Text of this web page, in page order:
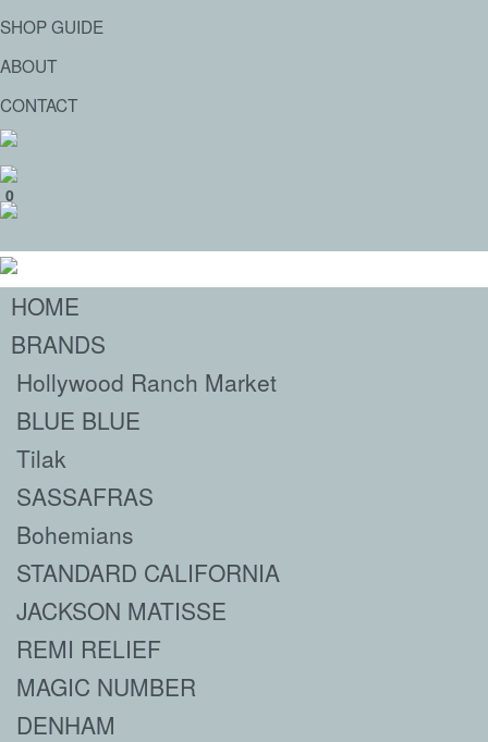
SHOP GUIDE
ABOUT
CONTACT
0
HOME
BRANDS
Hollywood Ranch Market
BLUE BLUE
Tilak
SASSAFRAS
Bohemians
STANDARD CALIFORNIA
JACKSON MATISSE
REMI RELIEF
MAGIC NUMBER
DENHAM